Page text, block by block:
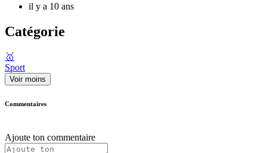
il y a 10 ans
Catégorie
🥇
Sport
Voir moins
Commentaires
Ajoute ton commentaire